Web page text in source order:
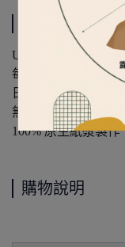
規格說明
UNIFLAME 咖啡濾
每包40枚
日本製造
無氯安心素材
100% 原生紙漿製作
購物說明